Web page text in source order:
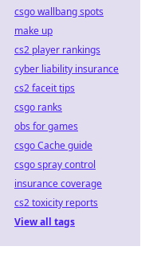
csgo wallbang spots
make up
cs2 player rankings
cyber liability insurance
cs2 faceit tips
csgo ranks
obs for games
csgo Cache guide
csgo spray control
insurance coverage
cs2 toxicity reports
View all tags